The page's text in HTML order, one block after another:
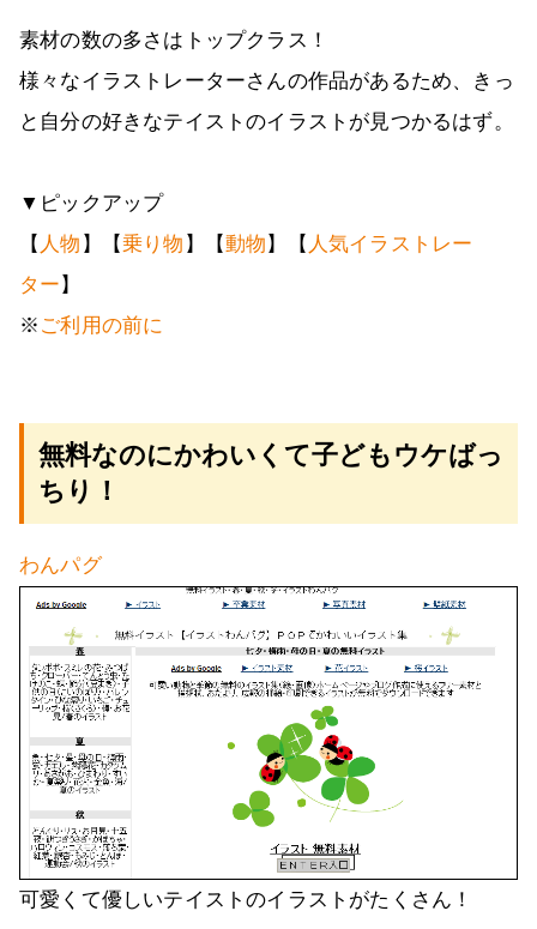
素材の数の多さはトップクラス！
様々なイラストレーターさんの作品があるため、きっ
と自分の好きなテイストのイラストが見つかるはず。
▼ピックアップ
【 人物 】【乗り物 】【動物 】【 人気イラストレー
ター 】
※ ご利用の前に
無料なのにかわいくて子どもウケばっ
ちり！
わんパグ
可愛くて優しいテイストのイラストがたくさん！